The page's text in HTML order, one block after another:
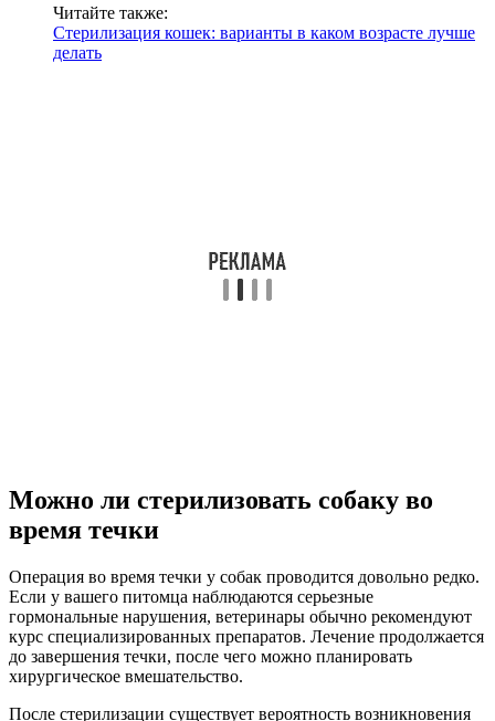
Читайте также:
Стерилизация кошек: варианты в каком возрасте лучше
делать
Можно ли стерилизовать собаку во
время течки
Операция во время течки у собак проводится довольно редко.
Если у вашего питомца наблюдаются серьезные
гормональные нарушения, ветеринары обычно рекомендуют
курс специализированных препаратов. Лечение продолжается
до завершения течки, после чего можно планировать
хирургическое вмешательство.
После стерилизации существует вероятность возникновения